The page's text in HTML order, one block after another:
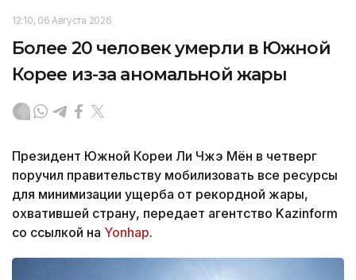
12:10, 06 Августа 2026
Более 20 человек умерли в Южной
Корее из-за аномальной жары
Президент Южной Кореи Ли Чжэ Мён в четверг
поручил правительству мобилизовать все ресурсы
для минимизации ущерба от рекордной жары,
охватившей страну, передает агентство Kazinform
со ссылкой на Yonhap.